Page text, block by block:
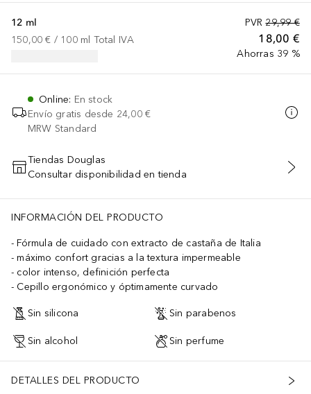
PVR 29,99 €
18,00 €
Ahorras 39 %
12 ml
150,00 € / 100 ml Total IVA
Online: En stock
Envío gratis desde 24,00 €
MRW Standard
AÑADIR AL CARRITO
Tiendas Douglas
Consultar disponibilidad en tienda
INFORMACIÓN DEL PRODUCTO
Fórmula de cuidado con extracto de castaña de Italia
máximo confort gracias a la textura impermeable
color intenso, definición perfecta
Cepillo ergonómico y óptimamente curvado
Sin silicona Sin parabenos
Sin alcohol Sin perfume
DETALLES DEL PRODUCTO